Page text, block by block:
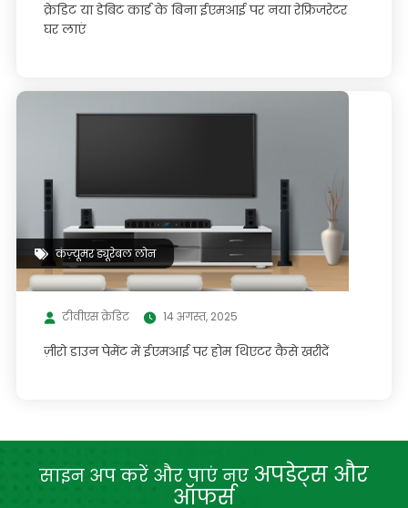
क्रेडिट या डेबिट कार्ड के बिना ईएमआई पर नया रेफ्रिजरेटर
घर लाएं
कंज़्यूमर ड्यूरेबल लोन
टीवीएस क्रेडिट 14 अगस्त, 2025
ज़ीरो डाउन पेमेंट में ईएमआई पर होम थिएटर कैसे खरीदें
साइन अप करें और पाएं नए अपडेट्स और
ऑफर्स